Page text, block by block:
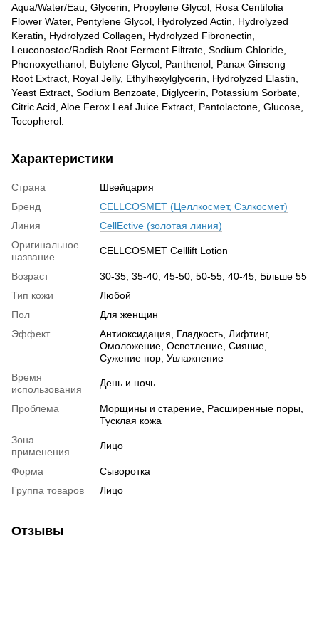
Aqua/Water/Eau, Glycerin, Propylene Glycol, Rosa Centifolia
Flower Water, Pentylene Glycol, Hydrolyzed Actin, Hydrolyzed
Keratin, Hydrolyzed Collagen, Hydrolyzed Fibronectin,
Leuconostoc/Radish Root Ferment Filtrate, Sodium Chloride,
Phenoxyethanol, Butylene Glycol, Panthenol, Panax Ginseng
Root Extract, Royal Jelly, Ethylhexylglycerin, Hydrolyzed Elastin,
Yeast Extract, Sodium Benzoate, Diglycerin, Potassium Sorbate,
Citric Acid, Aloe Ferox Leaf Juice Extract, Pantolactone, Glucose,
Tocopherol.
Характеристики
Страна
Швейцария
Бренд
CELLCOSMET (Целлкосмет, Сэлкосмет)
Линия
CellEctive (золотая линия)
Оригинальное
название
CELLCOSMET Celllift Lotion
Возраст
30-35, 35-40, 45-50, 50-55, 40-45, Більше 55
Тип кожи
Любой
Пол
Для женщин
Эффект
Антиоксидация, Гладкость, Лифтинг,
Омоложение, Осветление, Сияние,
Сужение пор, Увлажнение
Время
использования
День и ночь
Проблема
Морщины и старение, Расширенные поры,
Тусклая кожа
Зона
применения
Лицо
Форма
Сыворотка
Группа товаров
Лицо
Отзывы